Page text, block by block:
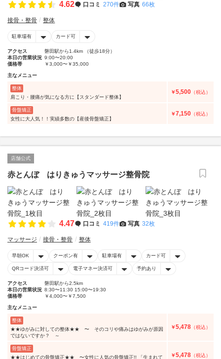
4.62 口コミ 270件 写真 66枚
接骨・整骨 整体
駐車場有 カード可
アクセス
磐田駅から1.4km （徒歩18分）
本日の営業状況 9:00〜20:00
価格帯
￥3,000〜￥35,000
主なメニュー
整体
肩こり・腰痛が気になる方に【スタンダード整体】
￥5,500 （税込）
骨盤矯正
女性に大人気！！実績多数の【産後骨盤矯正】
￥7,150 （税込）
店舗公式
赤とんぼ はりきゅうマッサージ整骨院
4.47 口コミ 419件 写真 32枚
マッサージ 接骨・整骨 整体
早朝OK クーポン有 駐車場有 カード可
QRコード決済可 電子マネー決済可 予約あり
アクセス
磐田駅から2.5km
本日の営業状況 8:30〜11:30 15:00〜19:30
価格帯
￥4,000〜￥7,500
主なメニュー
整体
★★ゆがみに対しての整体★★ 〜 そのコリや痛みはゆがみが原因
ではないですか？ ～
￥5,478 （税込）
骨盤矯正
★★はじめての骨盤矯正★★ 〜女性に人気の骨盤矯正!! 「生まれて
￥5,478 （税込）